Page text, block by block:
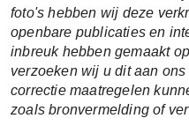
foto's hebben wij deze
openbare publicaties en
inbreuk hebben gemaakt
verzoeken wij u dit aan
correctie maatregelen
zoals bronvermelding of